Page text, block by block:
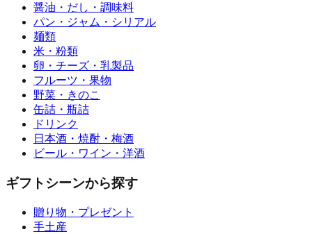
醤油・だし・調味料
パン・ジャム・シリアル
麺類
米・粉類
卵・チーズ・乳製品
フルーツ・果物
野菜・きのこ
缶詰・瓶詰
ドリンク
日本酒・焼酎・梅酒
ビール・ワイン・洋酒
ギフトシーンから探す
贈り物・プレゼント
手土産